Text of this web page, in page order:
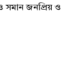
সমান জনপ্রিয় ও